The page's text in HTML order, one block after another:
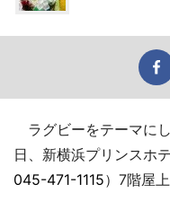
ラグビーをテーマに
日、新横浜プリンスホ
045-471-1115）7階屋